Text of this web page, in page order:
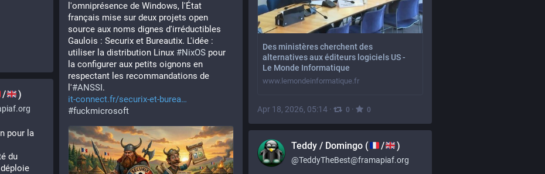
Des ministères cherchent des
alternatives aux éditeurs logiciels US -
Le Monde Informatique
www.lemondeinformatique.fr
Apr 18, 2026, 05:14 · 0 · 0
l'omniprésence de Windows, l'État
français mise sur deux projets open
source aux noms dignes d'irréductibles
Gaulois : Securix et Bureautix. L'idée :
utiliser la distribution Linux #NixOS pour
la configurer aux petits oignons en
respectant les recommandations de
l'#ANSSI.
it-connect.fr/securix-et-burea
#fuckmicrosoft
/ )
pour la
du
Teddy / Domingo ( / )
@TeddyTheBest@framapiaf.org